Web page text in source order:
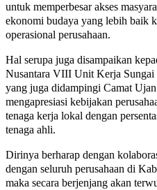
untuk memperbesar akses
ekonomi budaya yang lebih baik
operasional perusahaan.
Hal serupa juga disampaikan
Nusantara VIII Unit Kerja
yang juga didampingi Camat
mengapresiasi kebijakan
tenaga kerja lokal dengan
tenaga ahli.
Dirinya berharap dengan
dengan seluruh perusahaan di
maka secara berjenjang akan